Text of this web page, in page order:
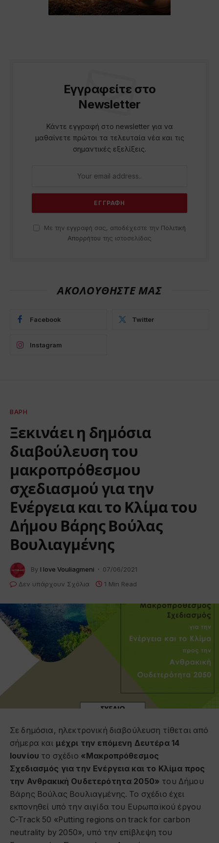
Εγγραφείτε στο
Newsletter
Κάντε εγγραφή στο newsletter για να
μαθαίνετε πρώτοι τα τελευταία νέα και τις
σημαντικές εξελίξεις.
Με την εγγραφή σας, αποδέχεστε την Πολιτική
Απορρήτου της ιστοσελίδας
ΑΚΟΛΟΥΘΗΣΤΕ ΜΑΣ
Facebook Twitter
Instagram
ΒΆΡΗ
Ξεκινάει η δημόσια
διαβούλευση του
μακροπρόθεσμου
σχεδιασμού για την
Ενέργεια και το Κλίμα του
Δήμου Βάρης Βούλας
Βουλιαγμένης
By I love Vouliagmeni
07/06/2021
Δεν υπάρχουν Σχόλια
1 Min Read
Σε δημόσια, ηλεκτρονική διαβούλευση τίθεται από
σήμερα και μέχρι την επόμενη Δευτέρα 14
Ιουνίου το σχέδιο «Μακροπρόθεσμος
Σχεδιασμός για την Ενέργεια και το Κλίμα προς
την Ανθρακική Ουδετερότητα 2050» του Δήμου
Βάρης Βούλας Βουλιαγμένης. Το σχέδιο έχει
εκπονηθεί υπό την αιγίδα του Ευρωπαϊκού έργου
C-Track 50 «Putting regions on track for carbon
neutrality by 2050», υπό την επίβλεψη του